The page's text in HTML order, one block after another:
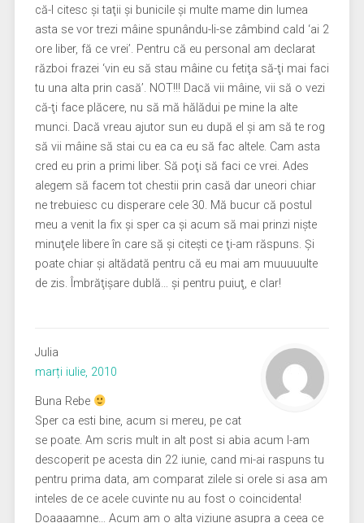
că-l citesc şi taţii şi bunicile şi multe mame din lumea
asta se vor trezi mâine spunându-li-se zâmbind cald ‘ai 2
ore liber, fă ce vrei’. Pentru că eu personal am declarat
război frazei ‘vin eu să stau mâine cu fetiţa să-ţi mai faci
tu una alta prin casă’. NOT!!! Dacă vii mâine, vii să o vezi
că-ţi face plăcere, nu să mă hălădui pe mine la alte
munci. Dacă vreau ajutor sun eu după el şi am să te rog
să vii mâine să stai cu ea ca eu să fac altele. Cam asta
cred eu prin a primi liber. Să poţi să faci ce vrei. Ades
alegem să facem tot chestii prin casă dar uneori chiar
ne trebuiesc cu disperare cele 30. Mă bucur că postul
meu a venit la fix şi sper ca şi acum să mai prinzi nişte
minuţele libere în care să şi citeşti ce ţi-am răspuns. Şi
poate chiar şi altădată pentru că eu mai am muuuuulte
de zis. Îmbrăţişare dublă… şi pentru puiuţ, e clar!
Julia
marți iulie, 2010
Buna Rebe
Sper ca esti bine, acum si mereu, pe cat
se poate. Am scris mult in alt post si abia acum l-am
descoperit pe acesta din 22 iunie, cand mi-ai raspuns tu
pentru prima data, am comparat zilele si orele si asa am
inteles de ce acele cuvinte nu au fost o coincidenta!
Doaaaamne… Acum am o alta viziune asupra a ceea ce